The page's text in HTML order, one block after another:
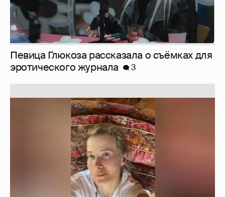
Певица Глюкоза рассказала о съёмках для
эротического журнала
3